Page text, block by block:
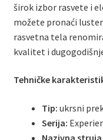
širok izbor rasvete i
možete pronaći
rasvetna tela
kvalitet i
Tehničke
Tip: ukrsni
Serija:
Nazivna